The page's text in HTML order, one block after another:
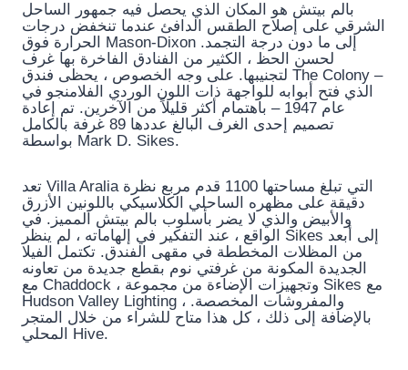
بالم بيتش هو المكان الذي يحصل فيه جمهور الساحل
الشرقي على إصلاح الطقس الدافئ عندما تنخفض درجات
الحرارة فوق Mason-Dixon إلى ما دون درجة التجمد.
لحسن الحظ ، الكثير من الفنادق الفاخرة بها غرف
لتجنيبها. على وجه الخصوص ، يحظى فندق The Colony –
الذي فتح أبوابه للواجهة ذات اللون الوردي الفلامنجو في
عام 1947 – باهتمام أكثر قليلاً من الآخرين. تم إعادة
تصميم إحدى الغرف البالغ عددها 89 غرفة بالكامل
بواسطة Mark D. Sikes.
تعد Villa Aralia التي تبلغ مساحتها 1100 قدم مربع نظرة
دقيقة على مظهره الساحلي الكلاسيكي باللونين الأزرق
والأبيض والذي لا يضر بأسلوب بالم بيتش المميز. في
الواقع ، عند التفكير في إلهاماته ، لم ينظر Sikes إلى أبعد
من المظلات المخططة في مقهى الفندق. تكتمل الفيلا
الجديدة المكونة من غرفتي نوم بقطع جديدة من تعاونه
مع Chaddock ، وتجهيزات الإضاءة من مجموعة Sikes مع
Hudson Valley Lighting ، والمفروشات المخصصة.
بالإضافة إلى ذلك ، كل هذا متاح للشراء من خلال المتجر
المحلي Hive.